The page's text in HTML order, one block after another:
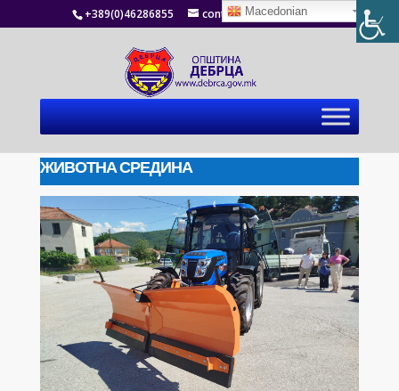
+389(0)46286855 contact@debrca.gov.mk
ЖИВОТНА СРЕДИНА
Macedonian